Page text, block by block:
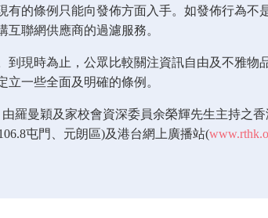
有的條例只能向發佈方面入手。如發佈行為
聯網供應商的過濾服務。
到現時為止，公眾比較關注資訊自由及不雅
一些全面及明確的條例。
羅曼穎及家校會資深委員余榮輝先生主持之
屯門、元朗區)及港台網上廣播站(